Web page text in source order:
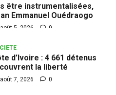
la liberté
7, 2026 0
: une boulangerie
pour 10 jours pour
d’hygiène
août 6, 2026